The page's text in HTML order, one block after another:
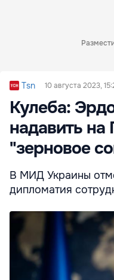
Tsn 10 августа 2023,
Кулеба:
надавить на
"зерновое
В МИД Украины
дипломатия